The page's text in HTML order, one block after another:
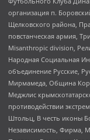
организация п.
Щелковского района,
повстанческая армия,
Misanthropic division,
Народная Социальная
объединение Русские,
Мирмамеда, Община
Меджлис
противодействии
Штольц, В честь иконы
Независимость, Фирма,